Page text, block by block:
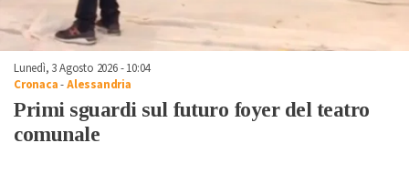
Lunedì, 3 Agosto 2026 - 10:04
Cronaca-Alessandria
Primi sguardi sul futuro foyer del teatro
comunale